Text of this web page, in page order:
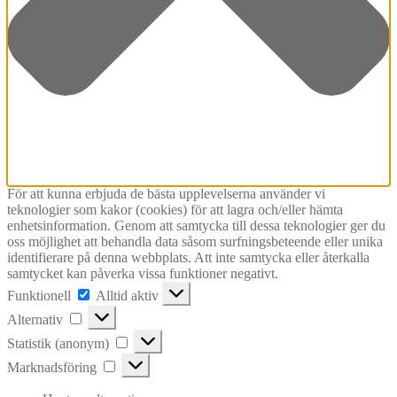
För att kunna erbjuda de bästa upplevelserna använder vi
teknologier som kakor (cookies) för att lagra och/eller hämta
enhetsinformation. Genom att samtycka till dessa teknologier ger du
oss möjlighet att behandla data såsom surfningsbeteende eller unika
identifierare på denna webbplats. Att inte samtycka eller återkalla
samtycket kan påverka vissa funktioner negativt.
Funktionell
Funktionell
Alltid aktiv
Alternativ
Alternativ
Statistik (anonym)
Statistik
(anonym)
Marknadsföring
Marknadsföring